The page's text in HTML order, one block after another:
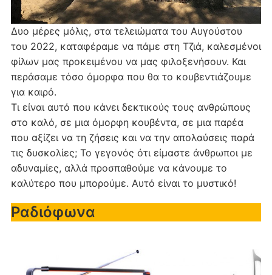
Δυο μέρες μόλις, στα τελειώματα του Αυγούστου
του 2022, καταφέραμε να πάμε στη Τζιά, καλεσμένοι
φίλων μας προκειμένου να μας φιλοξενήσουν. Και
περάσαμε τόσο όμορφα που θα το κουβεντιάζουμε
για καιρό.
Τι είναι αυτό που κάνει δεκτικούς τους ανθρώπους
στο καλό, σε μια όμορφη κουβέντα, σε μια παρέα
που αξίζει να τη ζήσεις και να την απολαύσεις παρά
τις δυσκολίες; Το γεγονός ότι είμαστε άνθρωποι με
αδυναμίες, αλλά προσπαθούμε να κάνουμε το
καλύτερο που μπορούμε. Αυτό είναι το μυστικό!
Ραδιόφωνα